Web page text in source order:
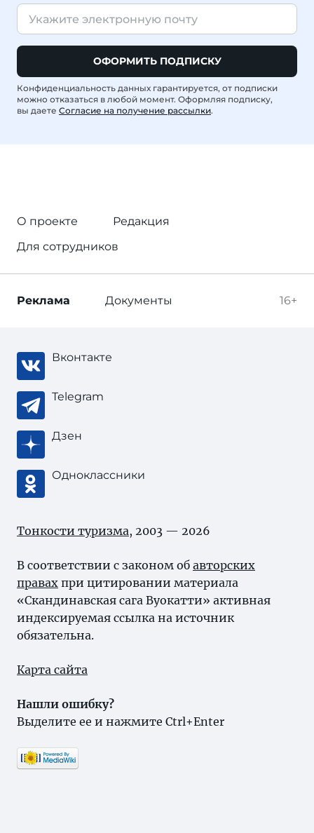
ОФОРМИТЬ ПОДПИСКУ
Конфиденциальность данных гарантируется, от подписки
можно отказаться в любой момент. Оформляя подписку,
вы даете Согласие на получение рассылки.
О проекте
Редакция
Для сотрудников
16+
Реклама Документы
Вконтакте
Telegram
Дзен
Одноклассники
Тонкости туризма, 2003 — 2026
В соответствии с законом об авторских
правах при цитировании материала
«Скандинавская сага Вуокатти» активная
индексируемая ссылка на источник
обязательна.
Карта сайта
Нашли ошибку?
Выделите ее и нажмите Ctrl+Enter